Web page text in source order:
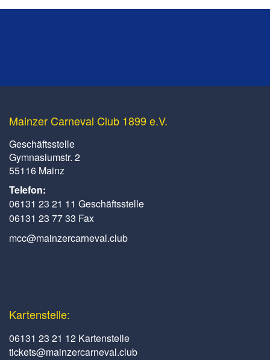
Mainzer Carneval Club 1899 e.V.
Geschäftsstelle
Gymnasiumstr. 2
55116 Mainz
Telefon:
06131 23 21 11 Geschäftsstelle
06131 23 77 33 Fax
mcc@mainzercarneval.club
Kartenstelle:
06131 23 21 12 Kartenstelle
tickets@mainzercarneval.club